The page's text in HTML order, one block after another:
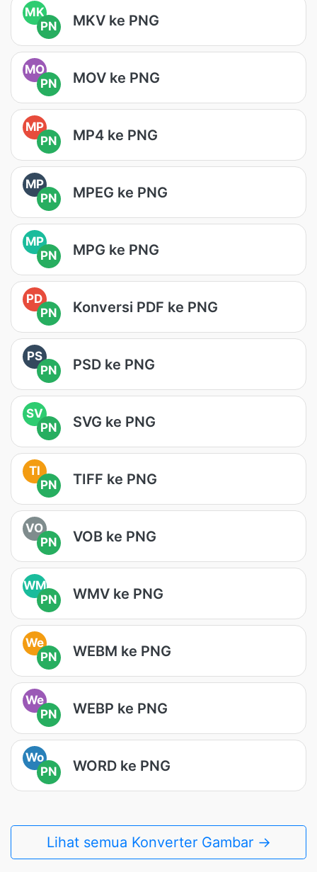
MK
PN
MKV ke PNG
MO
PN
MOV ke PNG
MP
PN
MP4 ke PNG
MP
PN
MPEG ke PNG
MP
PN
MPG ke PNG
PD
PN
Konversi PDF ke PNG
PS
PN
PSD ke PNG
SV
PN
SVG ke PNG
TI
PN
TIFF ke PNG
VO
PN
VOB ke PNG
WM
PN
WMV ke PNG
We
PN
WEBM ke PNG
We
PN
WEBP ke PNG
Wo
PN
WORD ke PNG
Lihat semua Konverter Gambar →